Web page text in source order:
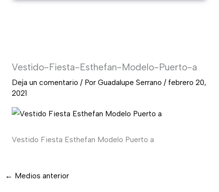
Vestido-Fiesta-Esthefan-Modelo-Puerto-a
Deja un comentario / Por Guadalupe Serrano / febrero 20,
2021
Vestido Fiesta Esthefan Modelo Puerto a
← Medios anterior